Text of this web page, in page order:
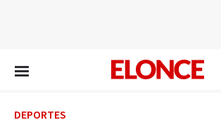
DEPORTES